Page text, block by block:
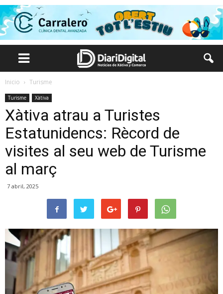
Inicio Turisme
Turisme Xàtiva
Xàtiva atrau a Turistes
Estatunidencs: Rècord de
visites al seu web de Turisme
al març
7 abril, 2025